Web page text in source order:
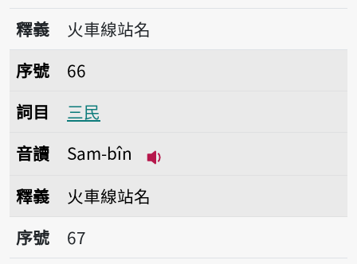
播放音讀Tsuí-bué
釋義
火車線站名
序號66三民
序號
66
詞目
三民
音讀
Sam-bîn
釋義
火車線站名
序號67玉里
序號
67